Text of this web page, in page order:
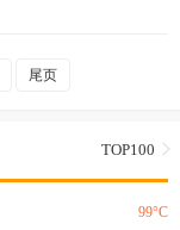
尾页
TOP100
99°C